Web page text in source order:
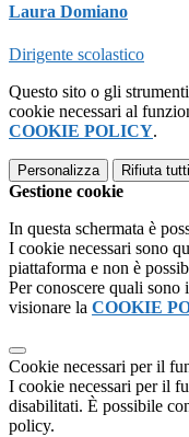
Laura Domiano
Dirigente scolastico
Questo sito o gli
cookie necessari al
COOKIE POLICY.
Personalizza Rifiuta tutti
Gestione cookie
In questa schermata è
I cookie necessari sono
piattaforma e non è
Per conoscere quali sono
visionare la COOKIE
Cookie necessari per il
I cookie necessari per il
disabilitati. È possibile
policy.